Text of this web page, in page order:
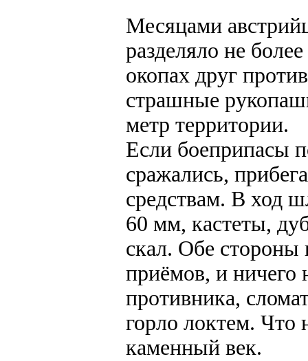
Месяцами
разделяло не
окопах друг
страшные
метр территории.
Если боеприпасы
сражались,
средствам. В ход
60 мм, кастеты,
скал. Обе стороны
приёмов, и ничего
противника,
горло локтем. Что
каменный век.